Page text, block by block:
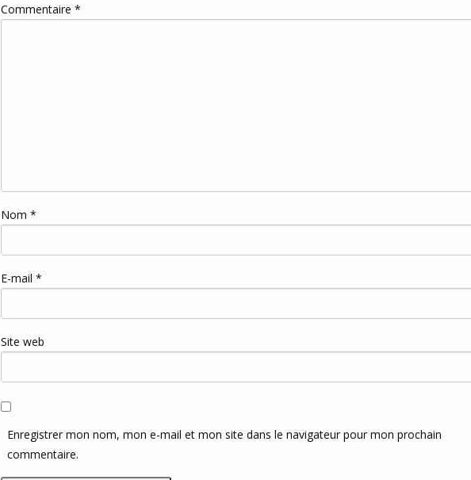
Commentaire *
Nom *
E-mail *
Site web
Enregistrer mon nom, mon e-mail et mon site dans le navigateur pour mon prochain
commentaire.